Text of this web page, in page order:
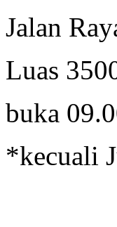
Jalan
Luas
buka
*kecuali